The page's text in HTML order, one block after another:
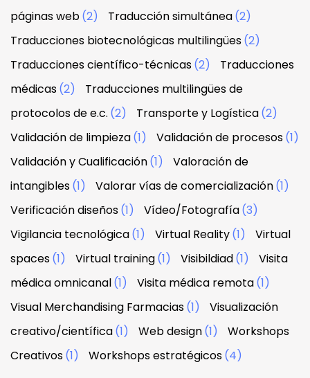
páginas web(2) Traducción simultánea(2)
Traducciones biotecnológicas multilingües(2)
Traducciones científico-técnicas(2)
Traducciones
médicas(2)
Traducciones multilingües de
protocolos de e.c. (2) Transporte y Logística(2)
Validación de limpieza(1) Validación de procesos(1)
Validación y Cualificación(1)
Valoración de
intangibles(1) Valorar vías de comercialización(1)
Verificación diseños(1) Vídeo/Fotografía(3)
Vigilancia tecnológica(1) Virtual Reality(1)
Virtual
spaces(1) Virtual training(1) Visibildiad(1)
Visita
médica omnicanal(1) Visita médica remota(1)
Visual Merchandising Farmacias(1)
Visualización
creativo/científica(1) Web design(1)
Workshops
Creativos(1) Workshops estratégicos(4)